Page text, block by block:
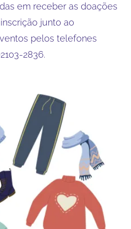
em receber as doações
junto ao
pelos telefones
2836.